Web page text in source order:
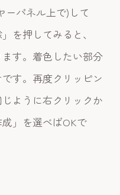
パネル上で)して
を押してみると、
す。着色したい部分
す。再度クリッピン
ように右クリックか
」を選べばOKで